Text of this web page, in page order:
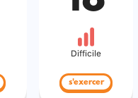
Difficile
s'exercer